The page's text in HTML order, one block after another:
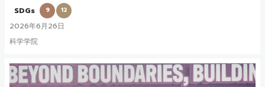
SDGs 9 12
2026年6月26日
科学学院